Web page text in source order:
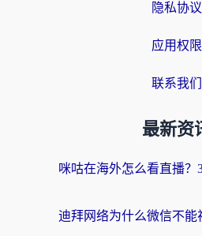
隐私协议
应用权限
联系我们
最新资